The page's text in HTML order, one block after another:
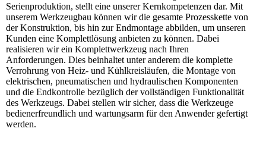
Serienproduktion, stellt eine unserer Kernkompetenzen dar. Mit
unserem Werkzeugbau können wir die gesamte Prozesskette von
der Konstruktion, bis hin zur Endmontage abbilden, um unseren
Kunden eine Komplettlösung anbieten zu können. Dabei
realisieren wir ein Komplettwerkzeug nach Ihren
Anforderungen. Dies beinhaltet unter anderem die komplette
Verrohrung von Heiz- und Kühlkreisläufen, die Montage von
elektrischen, pneumatischen und hydraulischen Komponenten
und die Endkontrolle bezüglich der vollständigen Funktionalität
des Werkzeugs. Dabei stellen wir sicher, dass die Werkzeuge
bedienerfreundlich und wartungsarm für den Anwender gefertigt
werden.